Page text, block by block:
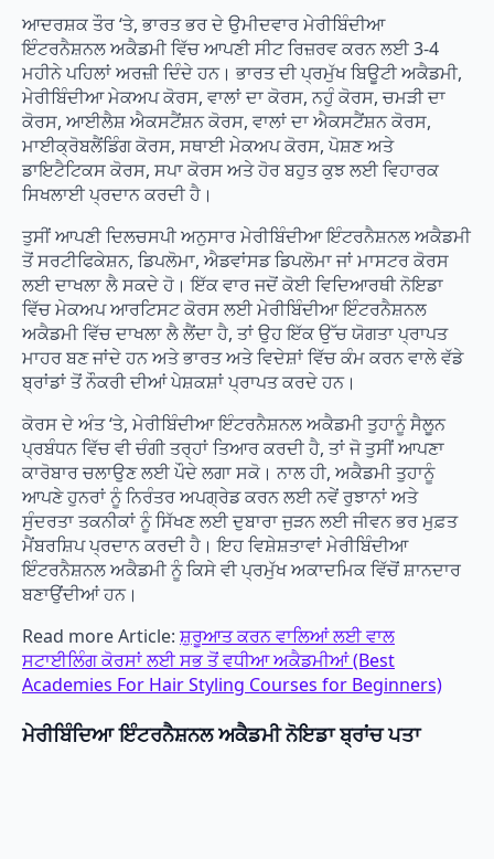
ਆਦਰਸ਼ਕ ਤੌਰ ‘ਤੇ, ਭਾਰਤ ਭਰ ਦੇ ਉਮੀਦਵਾਰ ਮੇਰੀਬਿੰਦੀਆ
ਇੰਟਰਨੈਸ਼ਨਲ ਅਕੈਡਮੀ ਵਿੱਚ ਆਪਣੀ ਸੀਟ ਰਿਜ਼ਰਵ ਕਰਨ ਲਈ 3-4
ਮਹੀਨੇ ਪਹਿਲਾਂ ਅਰਜ਼ੀ ਦਿੰਦੇ ਹਨ। ਭਾਰਤ ਦੀ ਪ੍ਰਮੁੱਖ ਬਿਊਟੀ ਅਕੈਡਮੀ,
ਮੇਰੀਬਿੰਦੀਆ ਮੇਕਅਪ ਕੋਰਸ, ਵਾਲਾਂ ਦਾ ਕੋਰਸ, ਨਹੁੰ ਕੋਰਸ, ਚਮੜੀ ਦਾ
ਕੋਰਸ, ਆਈਲੈਸ਼ ਐਕਸਟੈਂਸ਼ਨ ਕੋਰਸ, ਵਾਲਾਂ ਦਾ ਐਕਸਟੈਂਸ਼ਨ ਕੋਰਸ,
ਮਾਈਕ੍ਰੋਬਲੈਂਡਿੰਗ ਕੋਰਸ, ਸਥਾਈ ਮੇਕਅਪ ਕੋਰਸ, ਪੋਸ਼ਣ ਅਤੇ
ਡਾਇਟੈਟਿਕਸ ਕੋਰਸ, ਸਪਾ ਕੋਰਸ ਅਤੇ ਹੋਰ ਬਹੁਤ ਕੁਝ ਲਈ ਵਿਹਾਰਕ
ਸਿਖਲਾਈ ਪ੍ਰਦਾਨ ਕਰਦੀ ਹੈ।
ਤੁਸੀਂ ਆਪਣੀ ਦਿਲਚਸਪੀ ਅਨੁਸਾਰ ਮੇਰੀਬਿੰਦੀਆ ਇੰਟਰਨੈਸ਼ਨਲ ਅਕੈਡਮੀ
ਤੋਂ ਸਰਟੀਫਿਕੇਸ਼ਨ, ਡਿਪਲੋਮਾ, ਐਡਵਾਂਸਡ ਡਿਪਲੋਮਾ ਜਾਂ ਮਾਸਟਰ ਕੋਰਸ
ਲਈ ਦਾਖਲਾ ਲੈ ਸਕਦੇ ਹੋ। ਇੱਕ ਵਾਰ ਜਦੋਂ ਕੋਈ ਵਿਦਿਆਰਥੀ ਨੋਇਡਾ
ਵਿੱਚ ਮੇਕਅਪ ਆਰਟਿਸਟ ਕੋਰਸ ਲਈ ਮੇਰੀਬਿੰਦੀਆ ਇੰਟਰਨੈਸ਼ਨਲ
ਅਕੈਡਮੀ ਵਿੱਚ ਦਾਖਲਾ ਲੈ ਲੈਂਦਾ ਹੈ, ਤਾਂ ਉਹ ਇੱਕ ਉੱਚ ਯੋਗਤਾ ਪ੍ਰਾਪਤ
ਮਾਹਰ ਬਣ ਜਾਂਦੇ ਹਨ ਅਤੇ ਭਾਰਤ ਅਤੇ ਵਿਦੇਸ਼ਾਂ ਵਿੱਚ ਕੰਮ ਕਰਨ ਵਾਲੇ ਵੱਡੇ
ਬ੍ਰਾਂਡਾਂ ਤੋਂ ਨੌਕਰੀ ਦੀਆਂ ਪੇਸ਼ਕਸ਼ਾਂ ਪ੍ਰਾਪਤ ਕਰਦੇ ਹਨ।
ਕੋਰਸ ਦੇ ਅੰਤ ‘ਤੇ, ਮੇਰੀਬਿੰਦੀਆ ਇੰਟਰਨੈਸ਼ਨਲ ਅਕੈਡਮੀ ਤੁਹਾਨੂੰ ਸੈਲੂਨ
ਪ੍ਰਬੰਧਨ ਵਿੱਚ ਵੀ ਚੰਗੀ ਤਰ੍ਹਾਂ ਤਿਆਰ ਕਰਦੀ ਹੈ, ਤਾਂ ਜੋ ਤੁਸੀਂ ਆਪਣਾ
ਕਾਰੋਬਾਰ ਚਲਾਉਣ ਲਈ ਪੌਦੇ ਲਗਾ ਸਕੋ। ਨਾਲ ਹੀ, ਅਕੈਡਮੀ ਤੁਹਾਨੂੰ
ਆਪਣੇ ਹੁਨਰਾਂ ਨੂੰ ਨਿਰੰਤਰ ਅਪਗ੍ਰੇਡ ਕਰਨ ਲਈ ਨਵੇਂ ਰੁਝਾਨਾਂ ਅਤੇ
ਸੁੰਦਰਤਾ ਤਕਨੀਕਾਂ ਨੂੰ ਸਿੱਖਣ ਲਈ ਦੁਬਾਰਾ ਜੁੜਨ ਲਈ ਜੀਵਨ ਭਰ ਮੁਫ਼ਤ
ਮੈਂਬਰਸ਼ਿਪ ਪ੍ਰਦਾਨ ਕਰਦੀ ਹੈ। ਇਹ ਵਿਸ਼ੇਸ਼ਤਾਵਾਂ ਮੇਰੀਬਿੰਦੀਆ
ਇੰਟਰਨੈਸ਼ਨਲ ਅਕੈਡਮੀ ਨੂੰ ਕਿਸੇ ਵੀ ਪ੍ਰਮੁੱਖ ਅਕਾਦਮਿਕ ਵਿੱਚੋਂ ਸ਼ਾਨਦਾਰ
ਬਣਾਉਂਦੀਆਂ ਹਨ।
Read more Article: ਸ਼ੁਰੂਆਤ ਕਰਨ ਵਾਲਿਆਂ ਲਈ ਵਾਲ
ਸਟਾਈਲਿੰਗ ਕੋਰਸਾਂ ਲਈ ਸਭ ਤੋਂ ਵਧੀਆ ਅਕੈਡਮੀਆਂ (Best
Academies For Hair Styling Courses for Beginners)
ਮੇਰੀਬਿੰਦਿਆ ਇੰਟਰਨੈਸ਼ਨਲ ਅਕੈਡਮੀਨੋਇਡਾ ਬ੍ਰਾਂਚ ਪਤਾ